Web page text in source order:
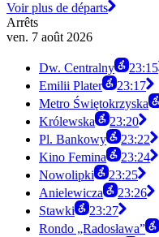
Voir plus de départs
Arrêts
ven. 7 août 2026
Dw. Centralny
23:15
Emilii Plater
23:17
Metro Świętokrzyska
Królewska
23:20
Pl. Bankowy
23:22
Kino Femina
23:24
Nowolipki
23:25
Anielewicza
23:26
Stawki
23:27
Rondo „Radosława”